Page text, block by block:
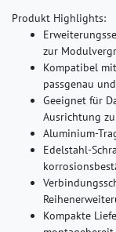
Produkt Highlights:
zur
Kompatibel
passgenau
Geeignet für
Ausrichtung
Aluminium-
Edelstahl-
Kompakte